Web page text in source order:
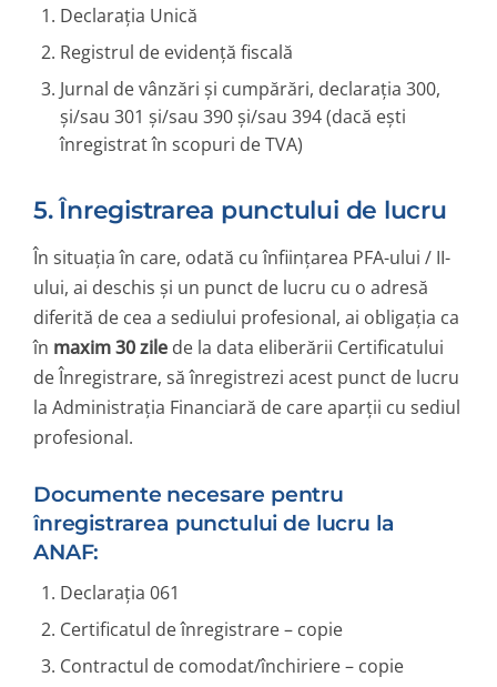
Declarația Unică
Registrul de evidență fiscală
Jurnal de vânzări și cumpărări, declarația 300,
și/sau 301 și/sau 390 și/sau 394 (dacă ești
înregistrat în scopuri de TVA)
5. Înregistrarea punctului de lucru
În situația în care, odată cu înființarea PFA-ului / II-
ului, ai deschis și un punct de lucru cu o adresă
diferită de cea a sediului profesional, ai obligația ca
în maxim 30 zile de la data eliberării Certificatului
de Înregistrare, să înregistrezi acest punct de lucru
la Administrația Financiară de care aparții cu sediul
profesional.
Documente necesare pentru
înregistrarea punctului de lucru la
ANAF:
Declarația 061
Certificatul de înregistrare – copie
Contractul de comodat/închiriere – copie